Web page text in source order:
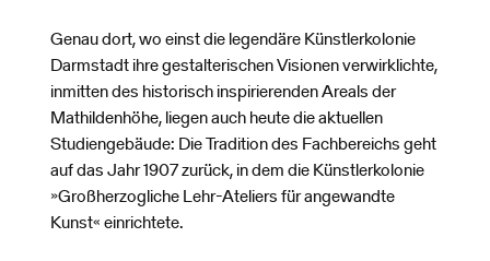
Genau dort, wo einst die legendäre Künstlerkolonie
Darmstadt ihre gestalterischen Visionen verwirklichte,
inmitten des historisch inspirierenden Areals der
Mathildenhöhe, liegen auch heute die aktuellen
Studiengebäude: Die Tradition des Fachbereichs geht
auf das Jahr 1907 zurück, in dem die Künstlerkolonie
»Großherzogliche Lehr-Ateliers für angewandte
Kunst« einrichtete.